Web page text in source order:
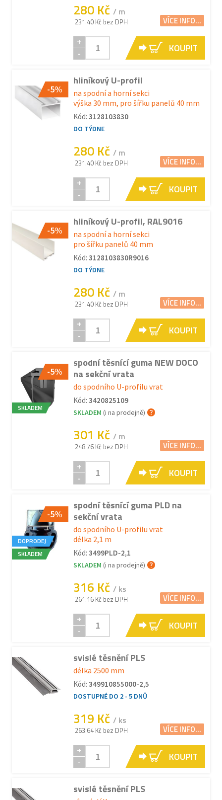
280 Kč / m
231.40 Kč bez DPH VÍCE INFO...
+
-
KOUPIT
-5%
hliníkový U-profil
na spodní a horní sekci
výška 30 mm, pro šířku panelů 40 mm
Kód: 3128103830
DO TÝDNE
280 Kč / m
231.40 Kč bez DPH VÍCE INFO...
+
-
KOUPIT
-5%
hliníkový U-profil, RAL9016
na spodní a horní sekci
pro šířku panelů 40 mm
Kód: 3128103830R9016
DO TÝDNE
280 Kč / m
231.40 Kč bez DPH VÍCE INFO...
+
-
KOUPIT
-5%
SKLADEM
spodní těsnící guma NEW DOCO
na sekční vrata
do spodního U-profilu vrat
Kód: 3420825109
SKLADEM (i na prodejně)
301 Kč / m
248.76 Kč bez DPH VÍCE INFO...
+
-
KOUPIT
-5%
DOPRODEJ
SKLADEM
spodní těsnící guma PLD na
sekční vrata
do spodního U-profilu vrat
délka 2,1 m
Kód: 3499PLD-2,1
SKLADEM (i na prodejně)
316 Kč / ks
261.16 Kč bez DPH VÍCE INFO...
+
-
KOUPIT
svislé těsnění PLS
délka 2500 mm
Kód: 349910855000-2,5
DOSTUPNÉ DO 2 - 5 DNŮ
319 Kč / ks
263.64 Kč bez DPH VÍCE INFO...
+
-
KOUPIT
svislé těsnění PLS